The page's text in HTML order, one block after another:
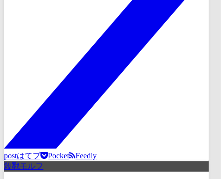
postはてブ Pocket
Feedly
殺戮モルフ